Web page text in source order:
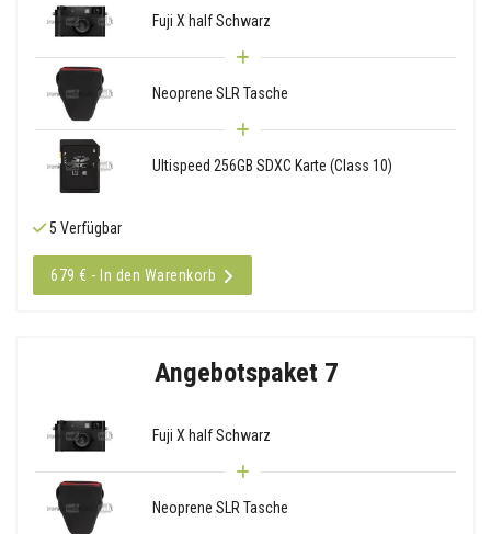
Fuji X half Schwarz
Neoprene SLR Tasche
Ultispeed 256GB SDXC Karte (Class 10)
5 Verfügbar
679 € - In den Warenkorb
Angebotspaket 7
Fuji X half Schwarz
Neoprene SLR Tasche